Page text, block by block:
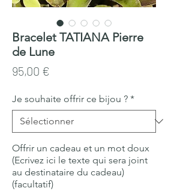
Bracelet TATIANA Pierre
de Lune
95,00 €
Je souhaite offrir ce bijou ? *
Offrir un cadeau et un mot doux
(Ecrivez ici le texte qui sera joint
au destinataire du cadeau)
(facultatif)